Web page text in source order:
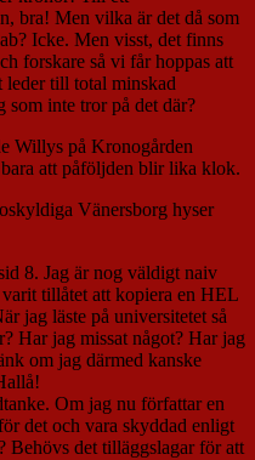
bra! Men vilka är det då som
Icke. Men visst, det finns
forskare så vi får hoppas att
leder till total minskad
som inte tror på det där?
Willys på Kronogården
att påföljden blir lika klok.
Vänersborg hyser
8. Jag är nog väldigt naiv
tillåtet att kopiera en HEL
jag läste på universitetet så
Har jag missat något? Har jag
om jag därmed kanske
Om jag nu författar en
det och vara skyddad enligt
Behövs det tilläggslagar för att